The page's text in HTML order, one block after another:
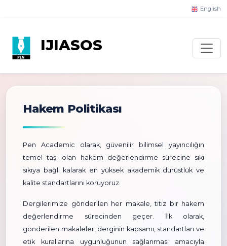
English
IJIASOS
Hakem Politikası
Pen Academic olarak, güvenilir bilimsel yayıncılığın
temel taşı olan hakem değerlendirme sürecine sıkı
sıkıya bağlı kalarak en yüksek akademik dürüstlük ve
kalite standartlarını koruyoruz.
Dergilerimize gönderilen her makale, titiz bir hakem
değerlendirme sürecinden geçer. İlk olarak,
gönderilen makaleler, derginin kapsamı, standartları ve
etik kurallarına uygunluğunun sağlanması amacıyla